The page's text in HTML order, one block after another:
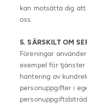
kan motsätta dig
oss.
5. SÄRSKILT OM
Föreningar
exempel för
hantering av
personuppgifter i